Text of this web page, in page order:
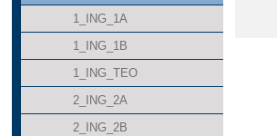
1_ING_1A
1_ING_1B
1_ING_TEO
2_ING_2A
2_ING_2B